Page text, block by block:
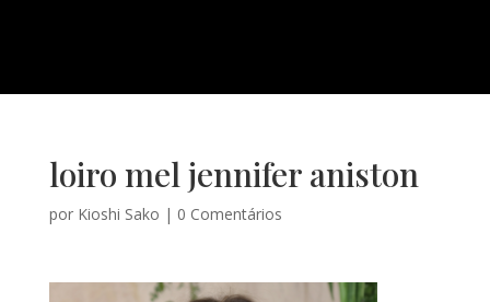
loiro mel jennifer aniston
por Kioshi Sako | 0 Comentários